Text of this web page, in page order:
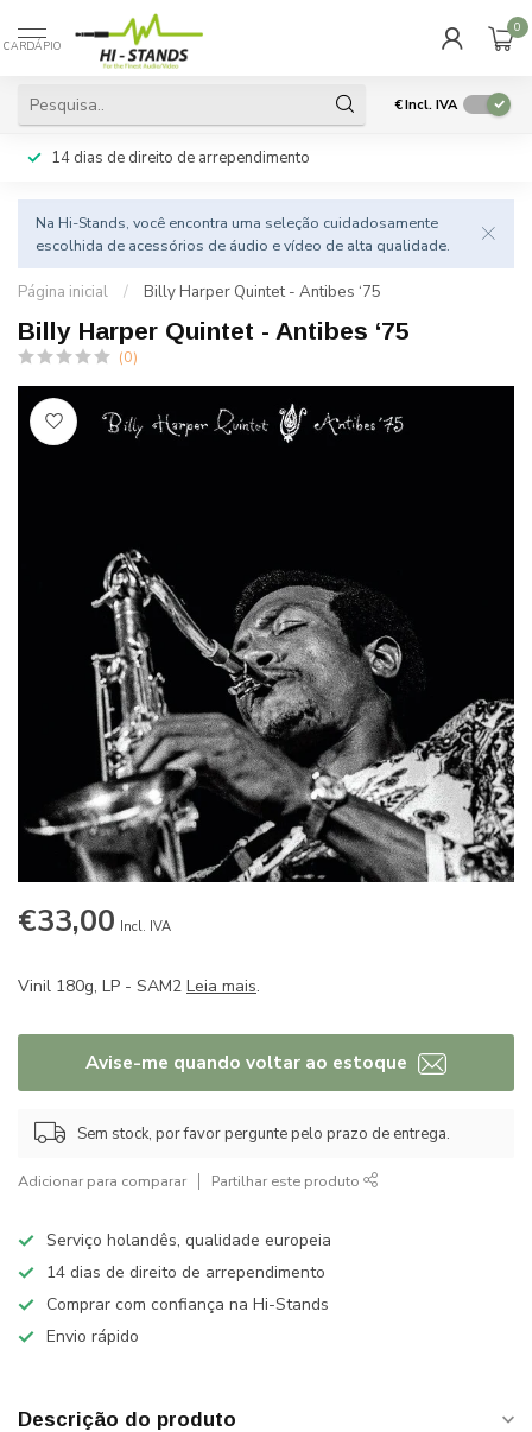
CARDÁPIO
0
€Incl. IVA
14 dias de direito de arrependimento
Na Hi-Stands, você encontra uma seleção cuidadosamente
escolhida de acessórios de áudio e vídeo de alta qualidade.
Página inicial / Billy Harper Quintet - Antibes ‘75
Billy Harper Quintet - Antibes ‘75
(0)
€33,00 Incl. IVA
Vinil 180g, LP - SAM2 Leia mais.
Avise-me quando voltar ao estoque
Sem stock, por favor pergunte pelo prazo de entrega.
Adicionar para comparar Partilhar este produto
Serviço holandês, qualidade europeia
14 dias de direito de arrependimento
Comprar com confiança na Hi-Stands
Envio rápido
Descrição do produto